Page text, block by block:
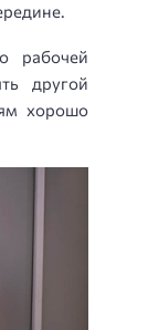
рабочей
другой
хорошо